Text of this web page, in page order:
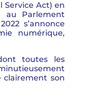
Service Act) en
au Parlement
s’annonce
numérique,
toutes les
clairement son